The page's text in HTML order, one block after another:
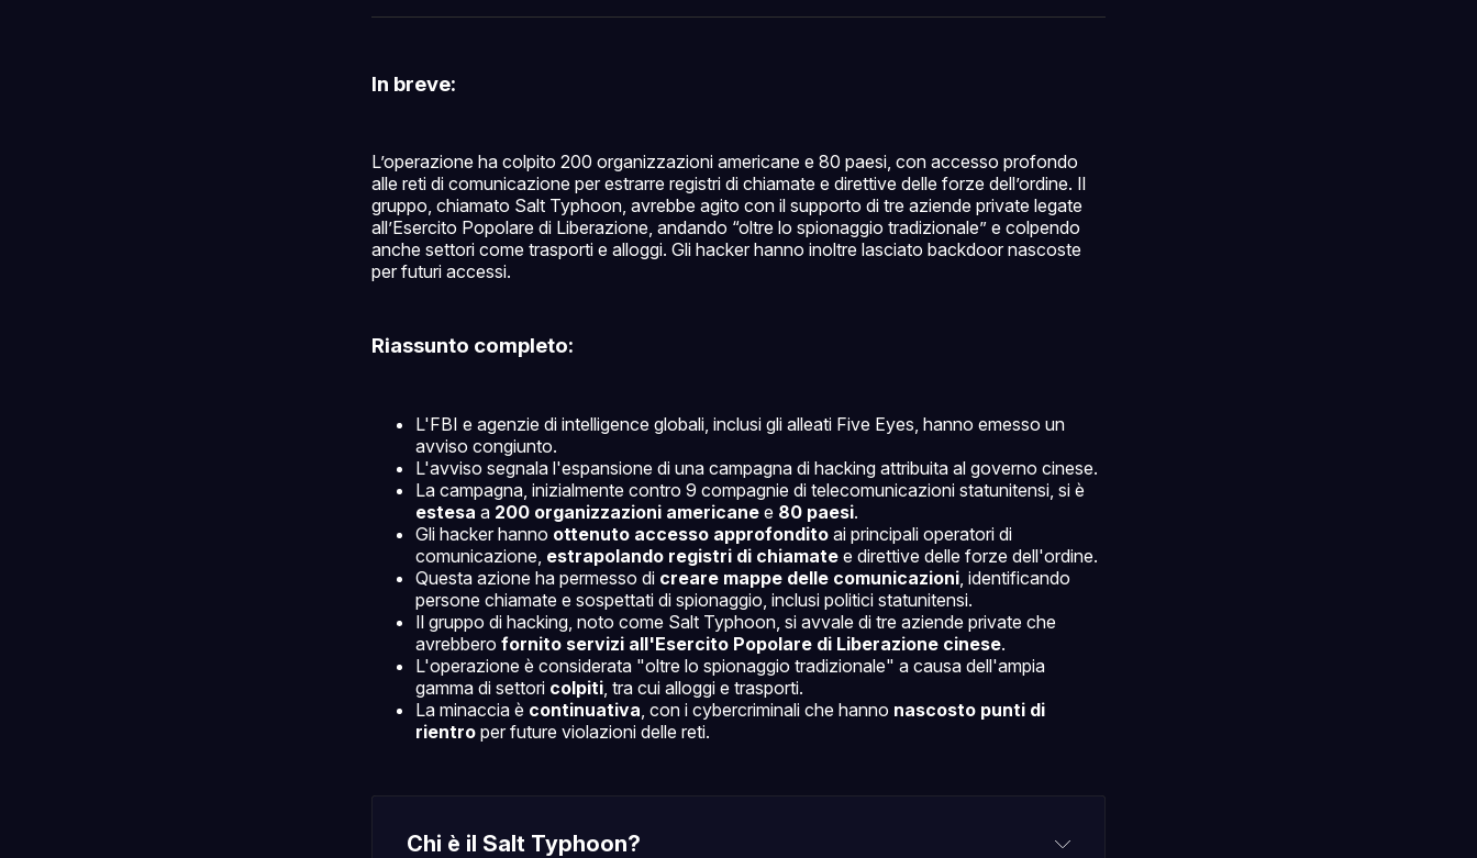
Facebook
Pinterest
LinkedInWhatsApp
email
In breve:
L’operazione ha colpito 200 organizzazioni americane e 80 paesi, con accesso profondo
alle reti di comunicazione per estrarre registri di chiamate e direttive delle forze dell’ordine. Il
gruppo, chiamato Salt Typhoon, avrebbe agito con il supporto di tre aziende private legate
all’Esercito Popolare di Liberazione, andando “oltre lo spionaggio tradizionale” e colpendo
anche settori come trasporti e alloggi. Gli hacker hanno inoltre lasciato backdoor nascoste
per futuri accessi.
Riassunto completo:
L'FBI e agenzie di intelligence globali, inclusi gli alleati Five Eyes, hanno emesso un
avviso congiunto.
L'avviso segnala l'espansione di una campagna di hacking attribuita al governo cinese.
La campagna, inizialmente contro 9 compagnie di telecomunicazioni statunitensi, si è
estesa a 200 organizzazioni americane e 80 paesi.
Gli hacker hanno ottenuto accesso approfondito ai principali operatori di
comunicazione, estrapolando registri di chiamate e direttive delle forze dell'ordine.
Questa azione ha permesso di creare mappe delle comunicazioni , identificando
persone chiamate e sospettati di spionaggio, inclusi politici statunitensi.
Il gruppo di hacking, noto come Salt Typhoon, si avvale di tre aziende private che
avrebbero fornito servizi all'Esercito Popolare di Liberazione cinese.
L'operazione è considerata "oltre lo spionaggio tradizionale" a causa dell'ampia
gamma di settori colpiti , tra cui alloggi e trasporti.
La minaccia è continuativa , con i cybercriminali che hanno nascosto punti di
rientro per future violazioni delle reti.
Chi è il Salt Typhoon?